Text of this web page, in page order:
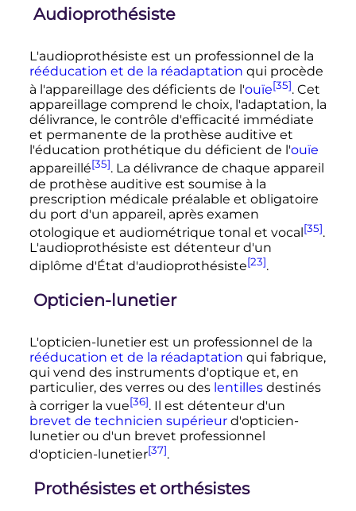
Audioprothésiste
L'audioprothésiste est un professionnel de la
rééducation et de la réadaptation qui procède
à l'appareillage des déficients de l'ouïe[35]. Cet
appareillage comprend le choix, l'adaptation, la
délivrance, le contrôle d'efficacité immédiate
et permanente de la prothèse auditive et
l'éducation prothétique du déficient de l'ouïe
appareillé[35]. La délivrance de chaque appareil
de prothèse auditive est soumise à la
prescription médicale préalable et obligatoire
du port d'un appareil, après examen
otologique et audiométrique tonal et vocal[35].
L'audioprothésiste est détenteur d'un
diplôme d'État d'audioprothésiste[23].
Opticien-lunetier
L'opticien-lunetier est un professionnel de la
rééducation et de la réadaptation qui fabrique,
qui vend des instruments d'optique et, en
particulier, des verres ou des lentillesdestinés
à corriger la vue[36]. Il est détenteur d'un
brevet de technicien supérieurd'opticien-
lunetier ou d'un brevet professionnel
d'opticien-lunetier[37].
Prothésistes et orthésistes